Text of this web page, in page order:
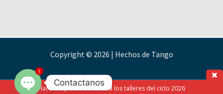
Copyright © 2026 | Hechos de Tango
Hacé clic para inscribirte a los talleres del ciclo 2026
Contactanos
1